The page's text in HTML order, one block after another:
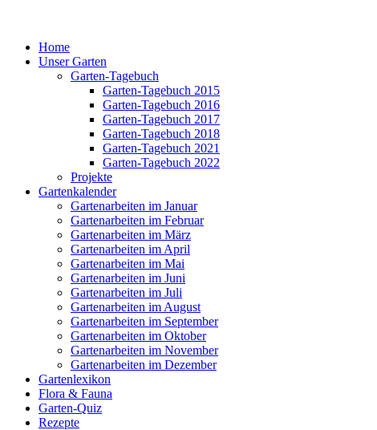
Home
Unser Garten
Garten-Tagebuch
Garten-Tagebuch 2015
Garten-Tagebuch 2016
Garten-Tagebuch 2017
Garten-Tagebuch 2018
Garten-Tagebuch 2021
Garten-Tagebuch 2022
Projekte
Gartenkalender
Gartenarbeiten im Januar
Gartenarbeiten im Februar
Gartenarbeiten im März
Gartenarbeiten im April
Gartenarbeiten im Mai
Gartenarbeiten im Juni
Gartenarbeiten im Juli
Gartenarbeiten im August
Gartenarbeiten im September
Gartenarbeiten im Oktober
Gartenarbeiten im November
Gartenarbeiten im Dezember
Gartenlexikon
Flora & Fauna
Garten-Quiz
Rezepte